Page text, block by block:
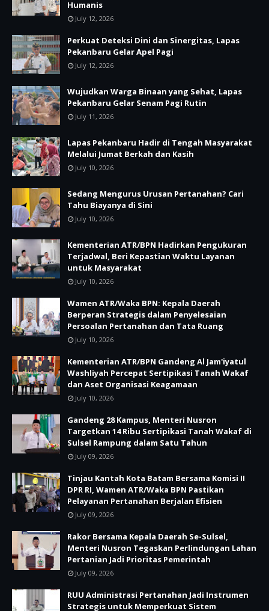
Humanis
July 12, 2026
Perkuat Deteksi Dini dan Sinergitas, Lapas
Pekanbaru Gelar Apel Pagi
July 12, 2026
Wujudkan Warga Binaan yang Sehat, Lapas
Pekanbaru Gelar Senam Pagi Rutin
July 11, 2026
Lapas Pekanbaru Hadir di Tengah Masyarakat
Melalui Jumat Berkah dan Kasih
July 10, 2026
Sedang Mengurus Urusan Pertanahan? Cari
Tahu Biayanya di Sini
July 10, 2026
Kementerian ATR/BPN Hadirkan Pengukuran
Terjadwal, Beri Kepastian Waktu Layanan
untuk Masyarakat
July 10, 2026
Wamen ATR/Waka BPN: Kepala Daerah
Berperan Strategis dalam Penyelesaian
Persoalan Pertanahan dan Tata Ruang
July 10, 2026
Kementerian ATR/BPN Gandeng Al Jam'iyatul
Washliyah Percepat Sertipikasi Tanah Wakaf
dan Aset Organisasi Keagamaan
July 10, 2026
Gandeng 28 Kampus, Menteri Nusron
Targetkan 14 Ribu Sertipikasi Tanah Wakaf di
Sulsel Rampung dalam Satu Tahun
July 09, 2026
Tinjau Kantah Kota Batam Bersama Komisi II
DPR RI, Wamen ATR/Waka BPN Pastikan
Pelayanan Pertanahan Berjalan Efisien
July 09, 2026
Rakor Bersama Kepala Daerah Se-Sulsel,
Menteri Nusron Tegaskan Perlindungan Lahan
Pertanian Jadi Prioritas Pemerintah
July 09, 2026
RUU Administrasi Pertanahan Jadi Instrumen
Strategis untuk Memperkuat Sistem